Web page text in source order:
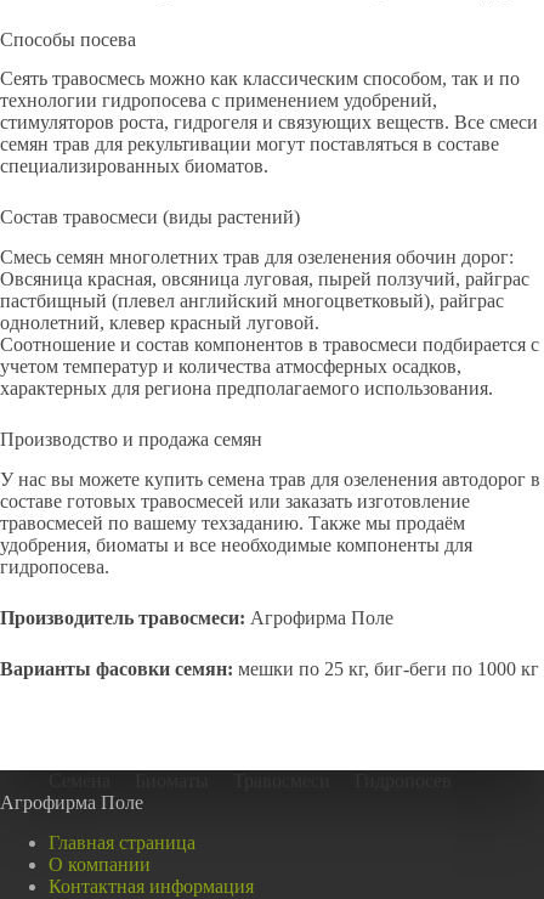
Способы посева
Сеять травосмесь можно как классическим способом, так и по
технологии гидропосева с применением удобрений,
стимуляторов роста, гидрогеля и связующих веществ. Все смеси
семян трав для рекультивации могут поставляться в составе
специализированных биоматов.
Состав травосмеси (виды растений)
Смесь семян многолетних трав для озеленения обочин дорог:
Овсяница красная, овсяница луговая, пырей ползучий, райграс
пастбищный (плевел английский многоцветковый), райграс
однолетний, клевер красный луговой.
Соотношение и состав компонентов в травосмеси подбирается с
учетом температур и количества атмосферных осадков,
характерных для региона предполагаемого использования.
Производство и продажа семян
У нас вы можете купить семена трав для озеленения автодорог в
составе готовых травосмесей или заказать изготовление
травосмесей по вашему техзаданию. Также мы продаём
удобрения, биоматы и все необходимые компоненты для
гидропосева.
Производитель травосмеси: Агрофирма Поле
Варианты фасовки семян: мешки по 25 кг, биг-беги по 1000 кг
Агрофирма Поле
Главная страница
О компании
Контактная информация